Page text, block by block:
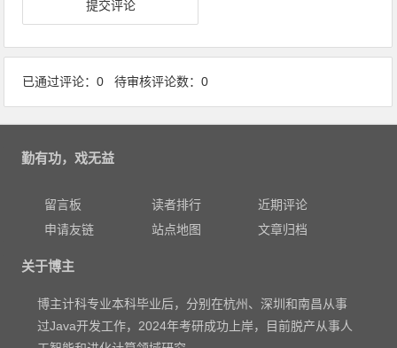
已通过评论：0 待审核评论数：0
勤有功，戏无益
留言板 读者排行
近期评论
申请友链
站点地图 文章归档
关于博主
博主计科专业本科毕业后，分别在杭州、深圳和南昌从事
过Java开发工作，2024年考研成功上岸，目前脱产从事人